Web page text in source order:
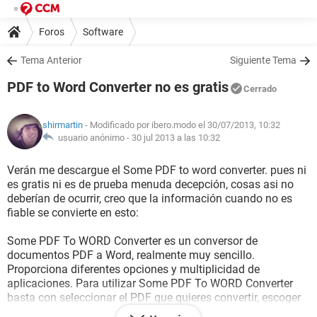
Foros Software
Tema Anterior Siguiente Tema
PDF to Word Converter no es gratis Cerrado
shirmartin - Modificado por ibero.modo el 30/07/2013, 10:32
usuario anónimo - 30 jul 2013 a las 10:32
Verán me descargue el Some PDF to word converter. pues ni
es gratis ni es de prueba menuda decepción, cosas asi no
deberían de ocurrir, creo que la información cuando no es
fiable se convierte en esto:
Some PDF To WORD Converter es un conversor de
documentos PDF a Word, realmente muy sencillo.
Proporciona diferentes opciones y multiplicidad de
aplicaciones. Para utilizar Some PDF To WORD Converter
basta con seleccionar el PDF que quieres convertir, escoger
una carpeta de destino, seleccionar las páginas a convertir y